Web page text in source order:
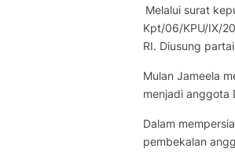
Melalui surat
Kpt/06/KPU/IX/
RI. Diusung
Mulan Jameela
menjadi anggota
Dalam
pembekalan